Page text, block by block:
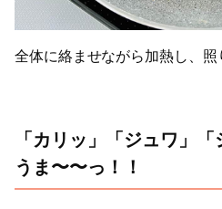
全体に絡ませながら加熱し、照
「カリッ」「ジュワ」「
うま〜〜っ！！